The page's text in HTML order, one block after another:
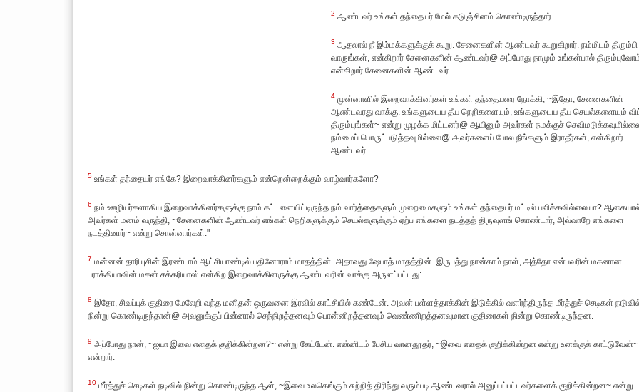
2 ஆண்டவர் உங்கள் தந்தையர் மேல் கடுஞ்சினம் கொண்டிருந்தார்.
3 ஆதலால் நீ இம்மக்களுக்குக் கூறு: சேனைகளின் ஆண்டவர் கூறுகிறார்: நம்மிடம் திரும்பி
வாருங்கள், என்கிறார் சேனைகளின் ஆண்டவர்@ அப்போது நாமும் உங்கள்பால்
என்கிறார் சேனைகளின் ஆண்டவர்.
4 முன்னாளில் இறைவாக்கினர்கள் உங்கள் தந்தையரை நோக்கி, ~இதோ, சேனைகளின்
ஆண்டவரது வாக்கு: உங்களுடைய தீய நெறிகளையும், உங்களுடைய தீய செயல்களையும்
திரும்புங்கள்~ என்று முழக்க மிட்டனர்@ ஆயினும் அவர்கள் நமக்குச்
நம்மைப் பொருட்படுத்தவுமில்லை@ அவர்களைப் போல நீங்களும் இராதீர்கள், என்கிறார்
ஆண்டவர்.
5 உங்கள் தந்தையர் எங்கே? இறைவாக்கினர்களும் என்றென்றைக்கும் வாழ்வார்களோ?
6 நம் ஊழியர்களாகிய இறைவாக்கினர்களுக்கு நாம் கட்டளையிட்டிருந்த நம் வார்த்தைகளும் முறைமைகளும் உங்கள் தந்தையர் மட்டில் பலிக்கவில்லையா?
அவர்கள் மனம் வருந்தி, ~சேனைகளின் ஆண்டவர் எங்கள் நெறிகளுக்கும் செயல்களுக்கும் ஏற்ப எங்களை நடத்தத் திருவுளங் கொண்டார், அவ்வாறே எங்களை
நடத்தினார்~ என்று சொன்னார்கள்."
7 மன்னன் தாரியுசின் இரண்டாம் ஆட்சியாண்டில் பதினோராம் மாதத்தின்- அதாவது ஷேபாத் மாதத்தின்- இருபத்து நான்காம் நாள், அத்தோ என்பவரின் மகனான
பராக்கியாவின் மகன் சக்கரியாஸ் என்கிற இறைவாக்கினருக்கு ஆண்டவரின் வாக்கு அருளப்பட்டது:
8 இதோ, சிவப்புக் குதிரை மேலேறி வந்த மனிதன் ஒருவனை இரவில் காட்சியில் கண்டேன். அவன் பள்ளத்தாக்கின் இடுக்கில் வளர்ந்திருந்த மீர்த்துச் செடிகள்
நின்று கொண்டிருந்தான்@ அவனுக்குப் பின்னால் செந்நிறத்தனவும் பொன்னிறத்தனவும் வெண்ணிறத்தனவுமான குதிரைகள் நின்று கொண்டிருந்தன.
9 அப்போது நான், ~ஐயா இவை எதைக் குறிக்கின்றன?~ என்று கேட்டேன். என்னிடம் பேசிய வானதூதர், ~இவை எதைக் குறிக்கின்றன என்று உனக்குக் காட்டுவேன்~
என்றார்.
10 மீர்த்துச் செடிகள் நடிவில் நின்று கொண்டிருந்த ஆள், ~இவை உலகெங்கும் சுற்றித் திரிந்து வரும்படி ஆண்டவரால் அனுப்பப்பட்டவர்களைக் குறிக்கின்றன~ என்று